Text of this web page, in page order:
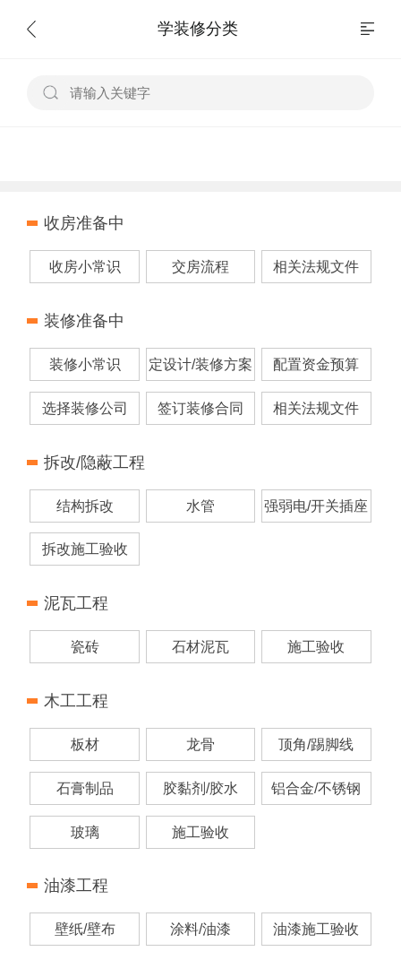
学装修分类
收房准备中
收房小常识 交房流程 相关法规文件
装修准备中
装修小常识 定设计/装修方案 配置资金预算
选择装修公司 签订装修合同 相关法规文件
拆改/隐蔽工程
结构拆改 水管 强弱电/开关插座
拆改施工验收
泥瓦工程
瓷砖 石材泥瓦 施工验收
木工工程
板材 龙骨 顶角/踢脚线
石膏制品 胶黏剂/胶水 铝合金/不锈钢
玻璃 施工验收
油漆工程
壁纸/壁布 涂料/油漆 油漆施工验收